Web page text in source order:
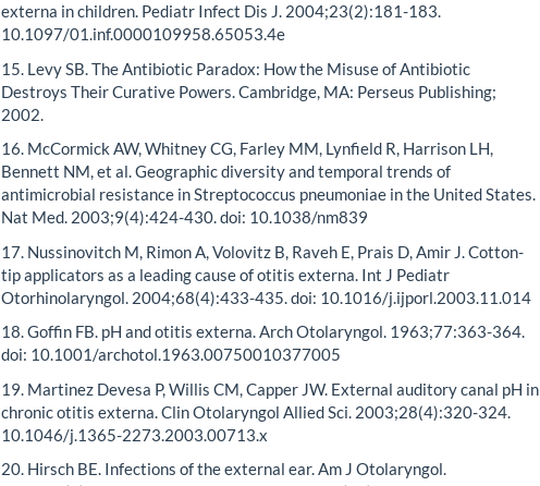
externa in children. Pediatr Infect Dis J. 2004;23(2):181-183.
10.1097/01.inf.0000109958.65053.4e
15. Levy SB. The Antibiotic Paradox: How the Misuse of Antibiotic
Destroys Their Curative Powers. Cambridge, MA: Perseus Publishing;
2002.
16. McCormick AW, Whitney CG, Farley MM, Lynfield R, Harrison LH,
Bennett NM, et al. Geographic diversity and temporal trends of
antimicrobial resistance in Streptococcus pneumoniae in the United States.
Nat Med. 2003;9(4):424-430. doi: 10.1038/nm839
17. Nussinovitch M, Rimon A, Volovitz B, Raveh E, Prais D, Amir J. Cotton-
tip applicators as a leading cause of otitis externa. Int J Pediatr
Otorhinolaryngol. 2004;68(4):433-435. doi: 10.1016/j.ijporl.2003.11.014
18. Goffin FB. pH and otitis externa. Arch Otolaryngol. 1963;77:363-364.
doi: 10.1001/archotol.1963.00750010377005
19. Martinez Devesa P, Willis CM, Capper JW. External auditory canal pH in
chronic otitis externa. Clin Otolaryngol Allied Sci. 2003;28(4):320-324.
10.1046/j.1365-2273.2003.00713.x
20. Hirsch BE. Infections of the external ear. Am J Otolaryngol.